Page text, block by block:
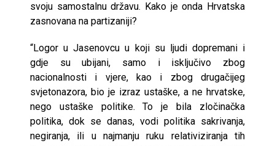
svoju samostalnu državu. Kako je onda Hrvatska
zasnovana na partizaniji?
“Logor u Jasenovcu u koji su ljudi dopremani i
gdje su ubijani, samo i isključivo zbog
nacionalnosti i vjere, kao i zbog drugačijeg
svjetonazora, bio je izraz ustaške, a ne hrvatske,
nego ustaške politike. To je bila zločinačka
politika, dok se danas, vodi politika sakrivanja,
negiranja, ili u najmanju ruku relativiziranja tih